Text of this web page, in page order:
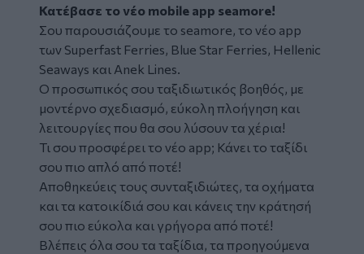
Κατέβασε το νέο mobile app seamore!
Σου παρουσιάζουμε το seamore, το νέο app
των Superfast Ferries, Βlue Star Ferries, Hellenic
Seaways και Anek Lines.
O προσωπικός σου ταξιδιωτικός βοηθός, με
μοντέρνο σχεδιασμό, εύκολη πλοήγηση και
λειτουργίες που θα σου λύσουν τα χέρια!
Τι σου προσφέρει το νέο app; Κάνει το ταξίδι
σου πιο απλό από ποτέ!
Αποθηκεύεις τους συνταξιδιώτες, τα οχήματα
και τα κατοικίδιά σου και κάνεις την κράτησή
σου πιο εύκολα και γρήγορα από ποτέ!
Βλέπεις όλα σου τα ταξίδια, τα προηγούμενα